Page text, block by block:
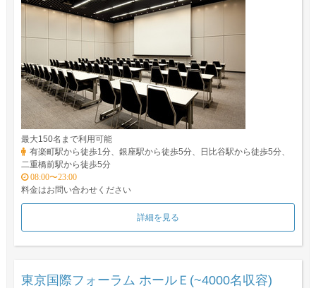
最大150名まで利用可能
有楽町駅から徒歩1分、銀座駅から徒歩5分、日比谷駅から徒歩5分、
二重橋前駅から徒歩5分
08:00〜23:00
料金はお問い合わせください
詳細を見る
東京国際フォーラム ホールＥ(~4000名収容)